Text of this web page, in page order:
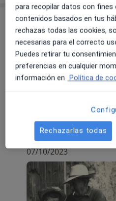
Novedades
Juan Miguel Roca
Carrer de Pere
Mallorca 07003
Según la Encuesta
alto en los hombres
edad de 25 a 34 años
45 a 54 años.
¡¡¡OFERTA!!!!
Programa de
fumar progresivamente
cognitivo conductuales
8 sesiones por un total
Leer más
07/10/2023
para recopilar datos con
contenidos basados en tus
rechazas todas las cookies,
necesarias para el correcto
Puedes retirar tu
preferencias en cualquier
información en Política de
Rechazarlas todas